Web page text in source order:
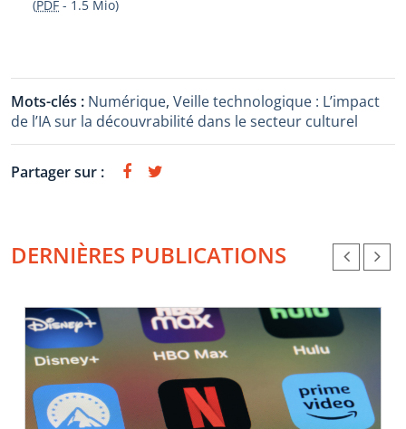
(PDF - 1.5 Mio)
Mots-clés : Numérique, Veille technologique : L’impact
de l’IA sur la découvrabilité dans le secteur culturel
Partager sur :
DERNIÈRES PUBLICATIONS